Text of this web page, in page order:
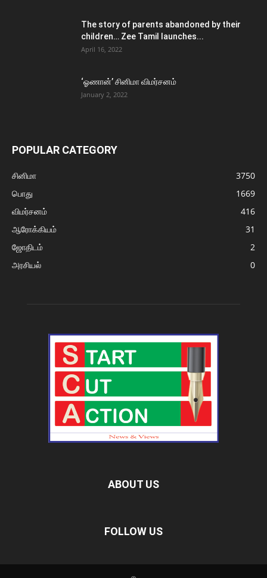
The story of parents abandoned by their
children… Zee Tamil launches...
April 16, 2022
‘ஓணான்’ சினிமா விமர்சனம்
January 2, 2022
POPULAR CATEGORY
சினிமா
3750
பொது
1669
விமர்சனம்
416
ஆரோக்கியம்
31
ஜோதிடம்
2
அரசியல்
0
ABOUT US
FOLLOW US